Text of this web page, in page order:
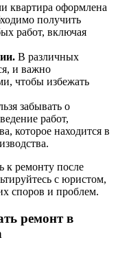
квартира оформлена
получить
работ, включая
В различных
и важно
чтобы избежать
забывать о
работ,
которое находится в
к ремонту после
с юристом,
споров и проблем.
ремонт в